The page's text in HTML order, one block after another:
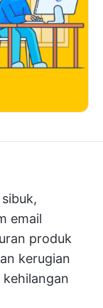
email
produk
kerugian